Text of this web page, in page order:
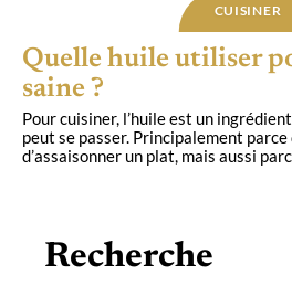
CUISINER
Quelle huile utiliser
saine ?
Pour cuisiner, l’huile est un
peut se passer. Principalement parce
d’assaisonner un plat, mais aussi
Recherche